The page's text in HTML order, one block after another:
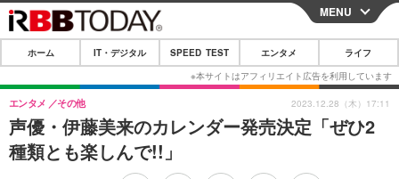
CLOSE
ホーム
IT・デジタル
IT・デジタルTOP スマートフォン
SPEED TEST
MENU
ホーム IT・デジタル SPEED TEST エンタメ ライフ
声優・伊藤美来のカレンダー発売決定「ぜひ2
種類とも楽しんで!!」
エンタメ その他 2023.12.28（木）17:11